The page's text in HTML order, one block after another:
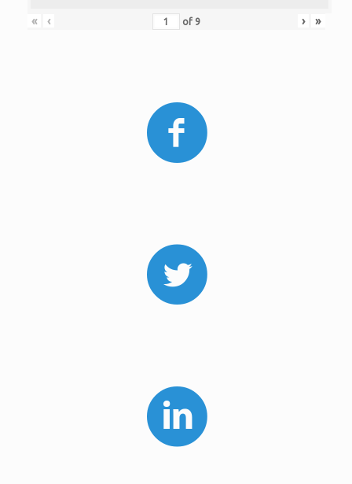
« ‹ of 9 › »